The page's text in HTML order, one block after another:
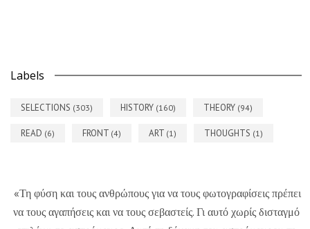
Labels
SELECTIONS (303) HISTORY (160) THEORY (94)
READ (6) FRONT (4) ART (1) THOUGHTS (1)
«Τη φύση και τους ανθρώπους για να τους φωτογραφίσεις πρέπει
να τους αγαπήσεις και να τους σεβαστείς. Γι αυτό χωρίς δισταγμό